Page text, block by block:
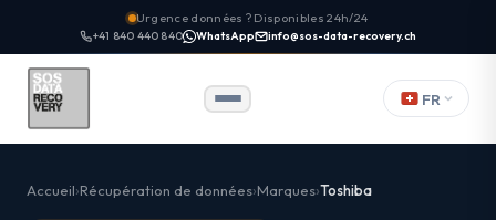
Urgence données ? Disponibles 24h/24
+41 840 440 840 WhatsApp info@sos-data-recovery.ch
FR
Accueil Récupération de données Marques Toshiba